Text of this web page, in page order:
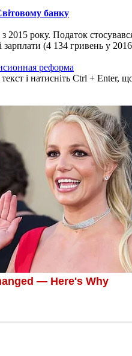
банку
2015 року. Податок
зарплати (4 134 гривень у
реформа
і натисніть Ctrl + Enter,